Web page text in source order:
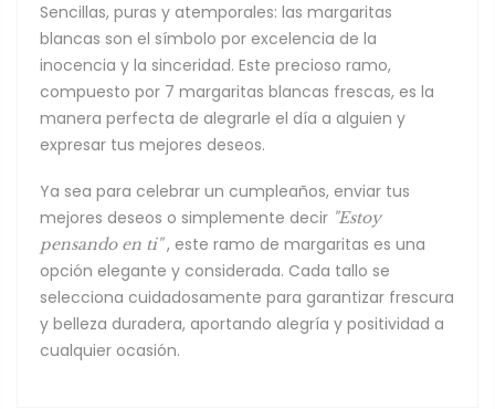
Sencillas, puras y atemporales: las margaritas
blancas son el símbolo por excelencia de la
inocencia y la sinceridad. Este precioso ramo,
compuesto por 7 margaritas blancas frescas, es la
manera perfecta de alegrarle el día a alguien y
expresar tus mejores deseos.
Ya sea para celebrar un cumpleaños, enviar tus
mejores deseos o simplemente decir "Estoy
pensando en ti", este ramo de margaritas es una
opción elegante y considerada. Cada tallo se
selecciona cuidadosamente para garantizar frescura
y belleza duradera, aportando alegría y positividad a
cualquier ocasión.